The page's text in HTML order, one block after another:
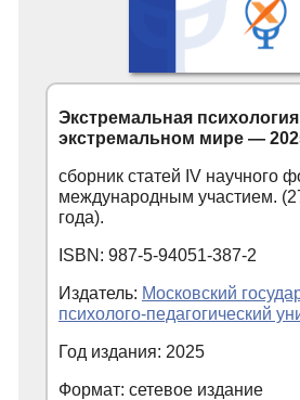
Экстремальная
экстремальном мире —
сборник статей IV научного
международным участием.
года).
ISBN: 987-5-94051-387-2
Издатель: Московский
психолого-педагогический
Год издания: 2025
Формат: сетевое издание